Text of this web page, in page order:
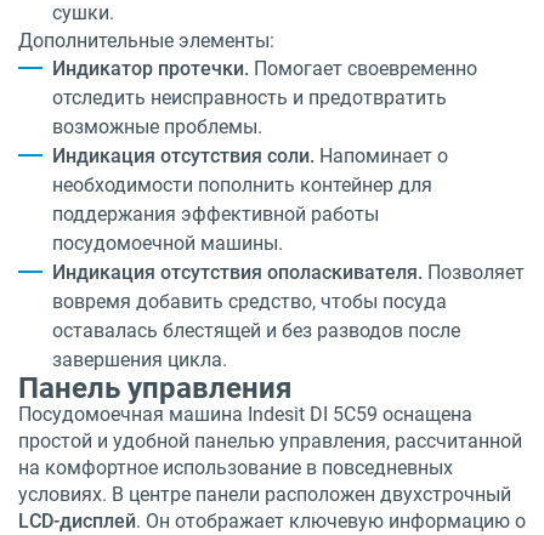
сушки.
Дополнительные элементы:
Индикатор протечки. Помогает своевременно
отследить неисправность и предотвратить
возможные проблемы.
Индикация отсутствия соли. Напоминает о
необходимости пополнить контейнер для
поддержания эффективной работы
посудомоечной машины.
Индикация отсутствия ополаскивателя. Позволяет
вовремя добавить средство, чтобы посуда
оставалась блестящей и без разводов после
завершения цикла.
Панель управления
Посудомоечная машина Indesit DI 5C59 оснащена
простой и удобной панелью управления, рассчитанной
на комфортное использование в повседневных
условиях. В центре панели расположен двухстрочный
LCD-дисплей. Он отображает ключевую информацию о